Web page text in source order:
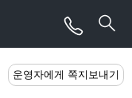
운영자에게 쪽지보내기